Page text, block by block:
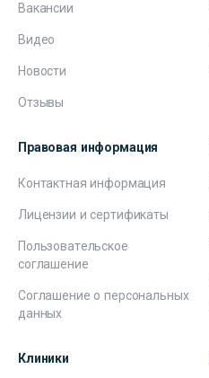
Вакансии
Видео
Новости
Отзывы
Правовая информация
Контактная информация
Лицензии и сертификаты
Пользовательское
соглашение
Соглашение о персональных
данных
Клиники